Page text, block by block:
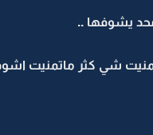
يشوفها ..
شي كثر ماتمنيت